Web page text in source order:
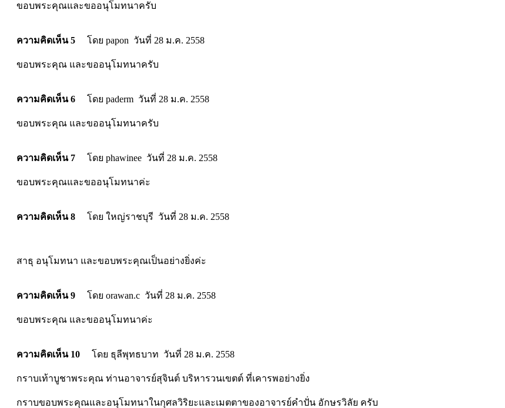
ขอบพระคุณและขออนุโมทนาครับ
ความคิดเห็น 5 โดย papon วันที่ 28 ม.ค. 2558
ขอบพระคุณ และขออนุโมทนาครับ
ความคิดเห็น 6 โดย paderm วันที่ 28 ม.ค. 2558
ขอบพระคุณ และขออนุโมทนาครับ
ความคิดเห็น 7 โดย phawinee วันที่ 28 ม.ค. 2558
ขอบพระคุณและขออนุโมทนาค่ะ
ความคิดเห็น 8 โดย ใหญ่ราชบุรี วันที่ 28 ม.ค. 2558
สาธุ อนุโมทนา และขอบพระคุณเป็นอย่างยิ่งค่ะ
ความคิดเห็น 9 โดย orawan.c วันที่ 28 ม.ค. 2558
ขอบพระคุณ และขออนุโมทนาค่ะ
ความคิดเห็น 10 โดย ธุลีพุทธบาท วันที่ 28 ม.ค. 2558
กราบเท้าบูชาพระคุณ ท่านอาจารย์สุจินต์ บริหารวนเขตต์ ที่เคารพอย่างยิ่ง
กราบขอบพระคุณและอนุโมทนาในกุศลวิริยะและเมตตาของอาจารย์คำปั่น อักษรวิลัย ครับ